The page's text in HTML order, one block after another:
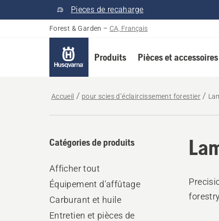
Pieces de recaharge
Forest & Garden – CA, Français
Produits Pièces et accessoires
Accueil pour scies d’éclaircissement forestier
Catégories de produits
Afficher tout
Équipement d'affûtage
Carburant et huile
Entretien et pièces de